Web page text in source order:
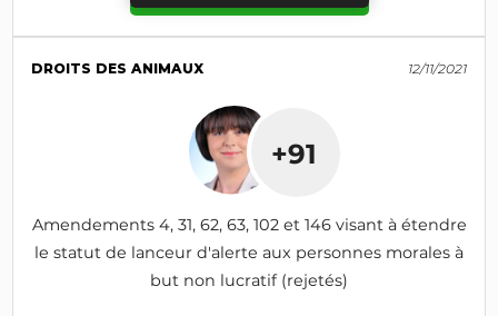
DROITS DES ANIMAUX 12/11/2021
+91
Amendements 4, 31, 62, 63, 102 et 146 visant à étendre
le statut de lanceur d'alerte aux personnes morales à
but non lucratif (rejetés)